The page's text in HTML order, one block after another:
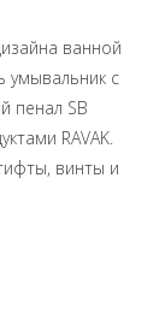
ванной
с
пенал SB
RAVAK.
винты и